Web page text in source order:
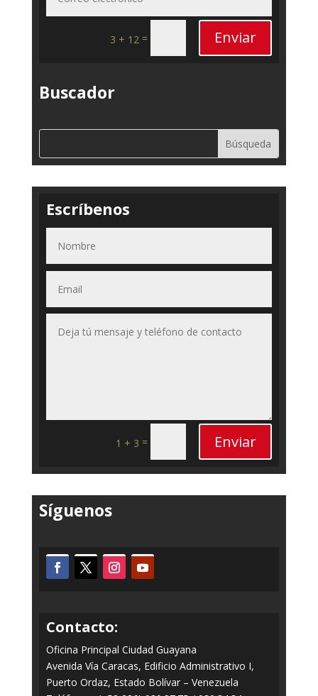
3 + 12 = Enviar
Buscador
Escríbenos
1 + 3 = Enviar
Síguenos
Contacto:
Oficina Principal Ciudad Guayana
Avenida Vía Caracas, Edificio Administrativo I,
Puerto Ordaz, Estado Bolívar – Venezuela